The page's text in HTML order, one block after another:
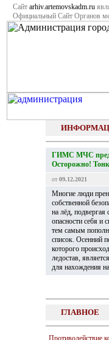
Сайт arhiv.artemovskadm.ru
Официальный Сайт Органов
ГИМС МЧС
Осторожно!
от09.12.2021
Многие люди
собственной
на лёд, подвергая
опасности себя и
тем самым
список. Осенний
которого
ледостав,
для нахождения
ГЛАВНОЕ
Противодействие